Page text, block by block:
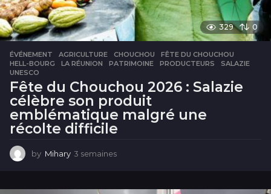
329 0
ÉVÉNEMENT AGRICULTURE ,CHOUCHOU ,FÊTE DU CHOUCHOU
HELL-BOURG
,LA RÉUNION ,PATRIMOINE ,PRODUCTEURS ,SALAZIE
UNESCO
Fête du Chouchou 2026 : Salazie
célèbre son produit
emblématique malgré une
récolte difficile
by Mihary 3 semaines
m